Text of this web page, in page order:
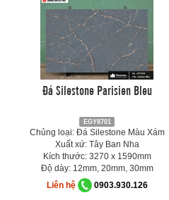
Đá Silestone Parisien Bleu
EGY8701
Chủng loại: Đá Silestone Màu Xám
Xuất xứ: Tây Ban Nha
Kích thước: 3270 x 1590mm
Độ dày: 12mm, 20mm, 30mm
Liên hệ
0903.930.126